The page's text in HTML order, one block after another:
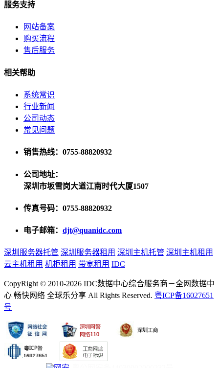
服务支持
网站备案
购买流程
售后服务
相关帮助
系统常识
行业新闻
公司动态
常见问题
销售热线：0755-88820932
公司地址：
深圳市坂雪岗大道江南时代大厦1507
传真号码：0755-88820932
电子邮箱： djt@quanidc.com
深圳服务器托管 深圳服务器租用 深圳主机托管 深圳主机租用
云主机租用 机柜租用 带宽租用 IDC
CopyRight © 2010-2026 IDC数据中心综合服务商－全网数据中
心 畅快网络 全球乐分享 All Rights Reserved. 粤ICP备16027651
号